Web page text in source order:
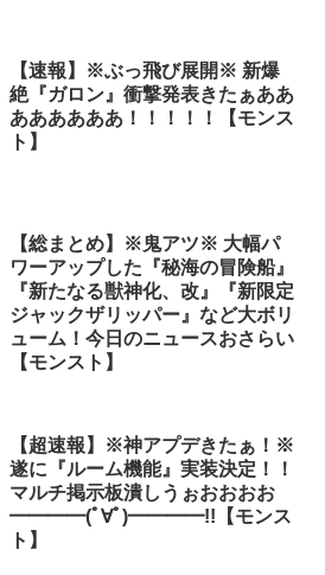
【速報】※ぶっ飛び展開※ 新爆
絶『ガロン』衝撃発表きたぁああ
ああああああ！！！！！【モンス
ト】
【総まとめ】※鬼アツ※ 大幅パ
ワーアップした『秘海の冒険船』
『新たなる獣神化、改』『新限定
ジャックザリッパー』など大ボリ
ューム！今日のニュースおさらい
【モンスト】
【超速報】※神アプデきたぁ！※
遂に『ルーム機能』実装決定！！
マルチ掲示板潰しうぉおおおお
━━━━(ﾟ∀ﾟ)━━━━!!【モンス
ト】